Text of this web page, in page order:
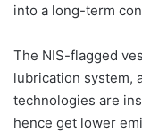
into a long-term
The NIS-flagged
lubrication system,
technologies are
hence get lower